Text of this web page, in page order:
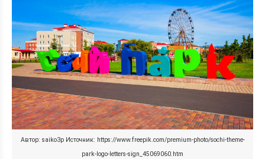
Автор: saiko3p Источник: https://www.freepik.com/premium-photo/sochi-theme-
park-logo-letters-sign_45069060.htm